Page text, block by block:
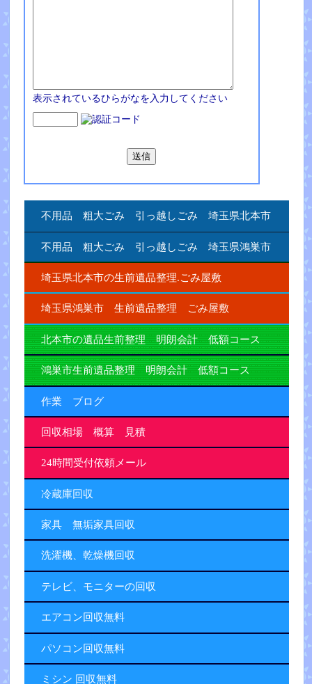
表示されているひらがなを入力してください
不用品 粗大ごみ 引っ越しごみ 埼玉県北本市
不用品 粗大ごみ 引っ越しごみ 埼玉県鴻巣市
埼玉県北本市の生前遺品整理.ごみ屋敷
埼玉県鴻巣市 生前遺品整理 ごみ屋敷
北本市の遺品生前整理 明朗会計 低額コース
鴻巣市生前遺品整理 明朗会計 低額コース
作業 ブログ
回収相場 概算 見積
24時間受付依頼メール
冷蔵庫回収
家具 無垢家具回収
洗濯機、乾燥機回収
テレビ、モニターの回収
エアコン回収無料
パソコン回収無料
ミシン 回収無料